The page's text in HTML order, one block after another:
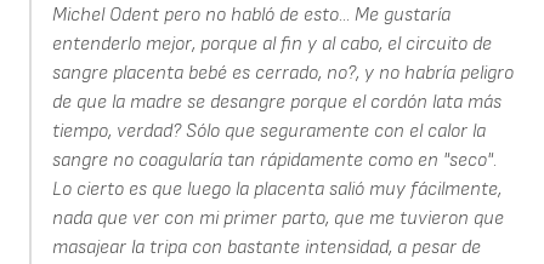
Michel Odent pero no habló de esto... Me gustaría
entenderlo mejor, porque al fin y al cabo, el circuito de
sangre placenta bebé es cerrado, no?, y no habría peligro
de que la madre se desangre porque el cordón lata más
tiempo, verdad? Sólo que seguramente con el calor la
sangre no coagularía tan rápidamente como en "seco".
Lo cierto es que luego la placenta salió muy fácilmente,
nada que ver con mi primer parto, que me tuvieron que
masajear la tripa con bastante intensidad, a pesar de